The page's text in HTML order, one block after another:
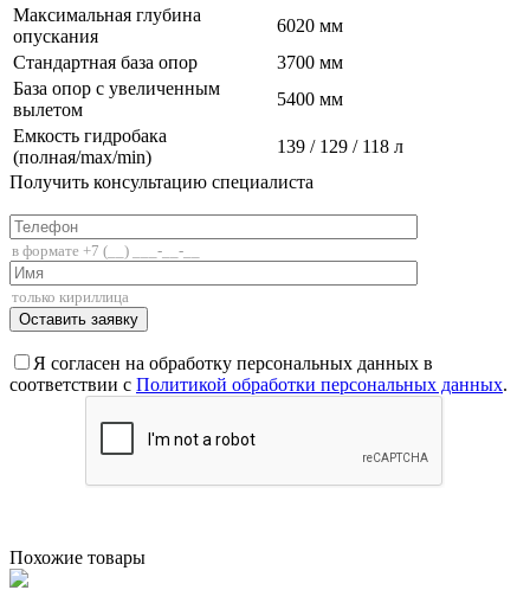
Максимальная глубина
опускания
6020 мм
Стандартная база опор
3700 мм
База опор с увеличенным
вылетом
5400 мм
Емкость гидробака
(полная/max/min)
139 / 129 / 118 л
Получить консультацию специалиста
Я согласен на обработку персональных данных в
соответствии с Политикой обработки персональных данных.
Похожие товары